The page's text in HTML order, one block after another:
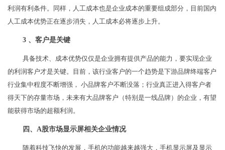
利润有利条件。同样，人工成本也是企业成本的重要组成部分，目前国内
人工成本优势正在逐步消失，人工成本必将逐步上升。
3 、客户是关键
具备技术、成本优势仅仅是企业拥有提供产品的能力，要实现企业
的利润客户才是关键。目前，该行业客户的一个趋势是下游品牌终端客户
行业集中程度不断增强， 小品牌客户不断没落；行业真正进入得客户者
得天下的存量市场，未来有大品牌客户（特别是一线品牌）的企业，有望
能获得市场的超额利润。
四、A股市场显示屏相关企业情况
随着科技飞快的发展，手机的功能越来越强大，手机显示屏及显示